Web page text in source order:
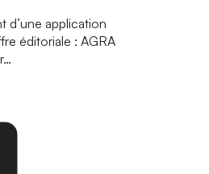
d’une application
éditoriale : AGRA